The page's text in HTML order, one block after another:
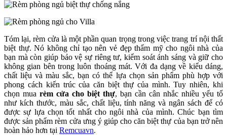
Tóm lại, rèm cửa là một phần quan trọng trong việc trang trí nội thất
biệt thự. Nó không chỉ tạo nên vẻ đẹp thẩm mỹ cho ngôi nhà của
bạn mà còn giúp bảo vệ sự riêng tư, kiểm soát ánh sáng và giữ cho
không gian bên trong luôn thoáng mát. Với đa dạng về kiểu dáng,
chất liệu và màu sắc, bạn có thể lựa chọn sản phẩm phù hợp với
phong cách kiến trúc của căn biệt thự của mình. Tuy nhiên, khi
chọn mua rèm cửa cho biệt thự, bạn cần cân nhắc nhiều yếu tố
như kích thước, màu sắc, chất liệu, tính năng và ngân sách để có
được sự lựa chọn tốt nhất cho ngôi nhà của mình. Chúc bạn tìm
được sản phẩm rèm cửa ưng ý giúp cho căn biệt thự của bạn trở nên
hoàn hảo hơn tại Remcuavn.